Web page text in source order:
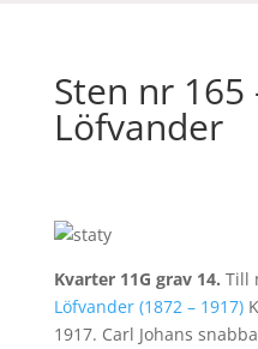
Sten nr 165
Löfvander
Kvarter 11G grav 14. Till
Löfvander (1872 – 1917)
1917. Carl Johans